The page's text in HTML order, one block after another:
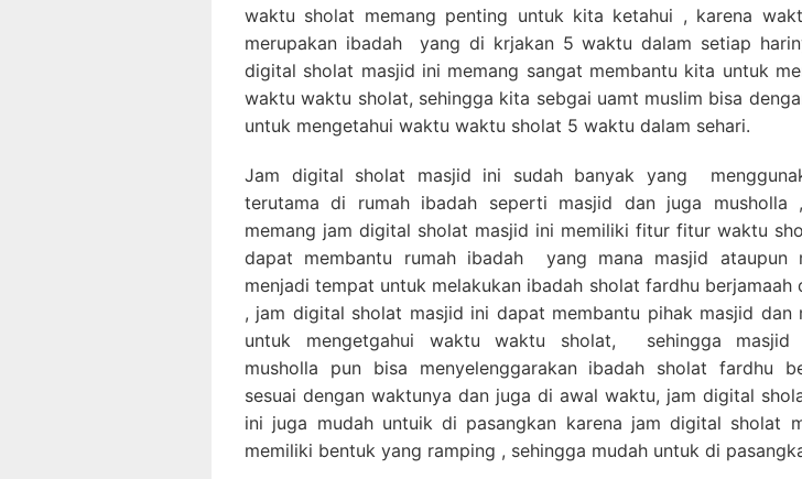
waktu sholat memang penting untuk kita ketahui , karena
merupakan ibadah yang di krjakan 5 waktu dalam setiap
digital sholat masjid ini memang sangat membantu kita untuk
waktu waktu sholat, sehingga kita sebgai uamt muslim bisa
untuk mengetahui waktu waktu sholat 5 waktu dalam sehari.
Jam digital sholat masjid ini sudah banyak yang
terutama di rumah ibadah seperti masjid dan juga
memang jam digital sholat masjid ini memiliki fitur fitur waktu
dapat membantu rumah ibadah yang mana masjid ataupun
menjadi tempat untuk melakukan ibadah sholat fardhu berjamaah
, jam digital sholat masjid ini dapat membantu pihak masjid dan
untuk mengetgahui waktu waktu sholat, sehingga masjid
musholla pun bisa menyelenggarakan ibadah sholat fardhu
sesuai dengan waktunya dan juga di awal waktu, jam digital
ini juga mudah untuik di pasangkan karena jam digital sholat
memiliki bentuk yang ramping , sehingga mudah untuk di